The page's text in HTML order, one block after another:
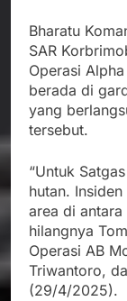
Bharatu
SAR
Operasi
berada di
yang
tersebut.
“Untuk
hutan.
area di
hilangnya
Operasi AB
Triwantoro,
(29/4/2025).